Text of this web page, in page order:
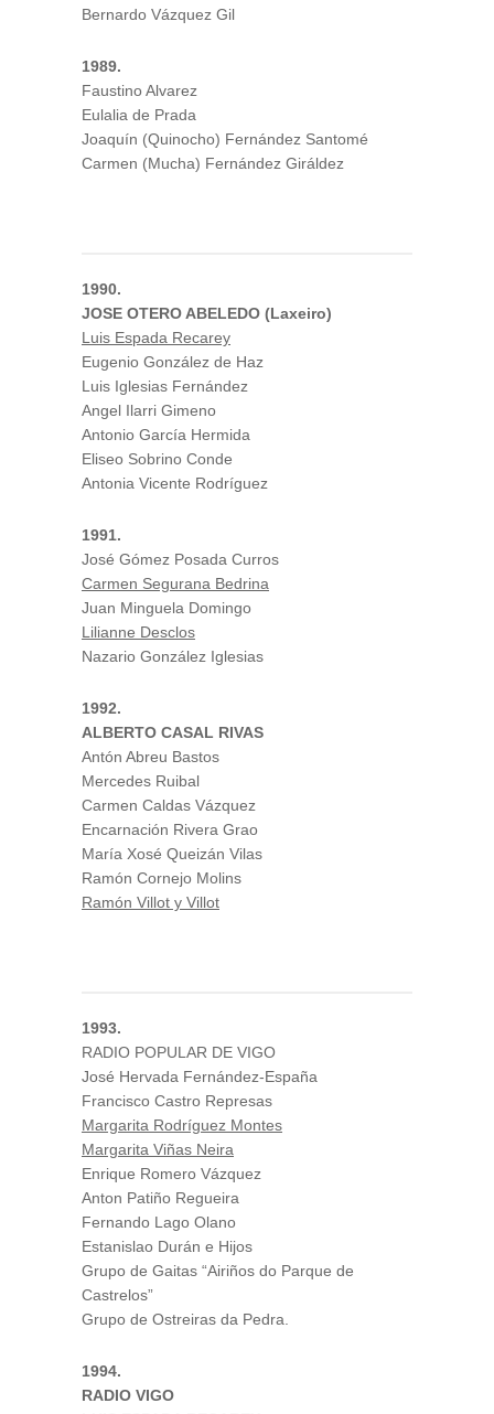
Bernardo Vázquez Gil
1989.
Faustino Alvarez
Eulalia de Prada
Joaquín (Quinocho) Fernández Santomé
Carmen (Mucha) Fernández Giráldez
1990.
JOSE OTERO ABELEDO (Laxeiro)
Luis Espada Recarey
Eugenio González de Haz
Luis Iglesias Fernández
Angel Ilarri Gimeno
Antonio García Hermida
Eliseo Sobrino Conde
Antonia Vicente Rodríguez
1991.
José Gómez Posada Curros
Carmen Segurana Bedrina
Juan Minguela Domingo
Lilianne Desclos
Nazario González Iglesias
1992.
ALBERTO CASAL RIVAS
Antón Abreu Bastos
Mercedes Ruibal
Carmen Caldas Vázquez
Encarnación Rivera Grao
María Xosé Queizán Vilas
Ramón Cornejo Molins
Ramón Villot y Villot
1993.
RADIO POPULAR DE VIGO
José Hervada Fernández-España
Francisco Castro Represas
Margarita Rodríguez Montes
Margarita Viñas Neira
Enrique Romero Vázquez
Anton Patiño Regueira
Fernando Lago Olano
Estanislao Durán e Hijos
Grupo de Gaitas “Airiños do Parque de
Castrelos”
Grupo de Ostreiras da Pedra.
1994.
RADIO VIGO